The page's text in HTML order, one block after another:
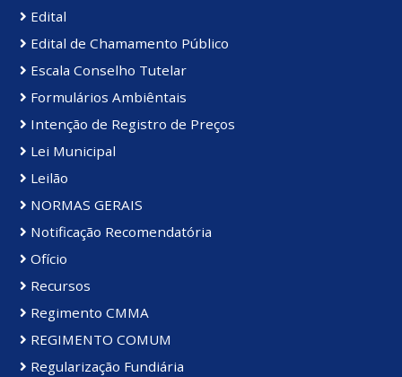
Edital
Edital de Chamamento Público
Escala Conselho Tutelar
Formulários Ambiêntais
Intenção de Registro de Preços
Lei Municipal
Leilão
NORMAS GERAIS
Notificação Recomendatória
Ofício
Recursos
Regimento CMMA
REGIMENTO COMUM
Regularização Fundiária